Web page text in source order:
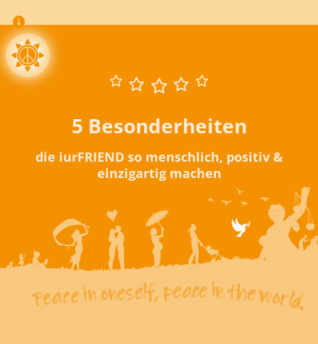
5 Besonderheiten
die iurFRIEND so menschlich, positiv &
einzigartig machen